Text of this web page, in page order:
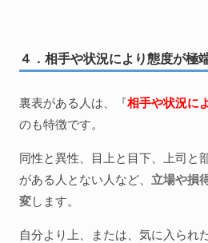
４．相手や状況により態度が極
裏表がある人は、『相手や状況に
のも特徴です。
同性と異性、目上と目下、上司と
がある人とない人など、 立場や損
変します。
自分より上、または、気に入られ